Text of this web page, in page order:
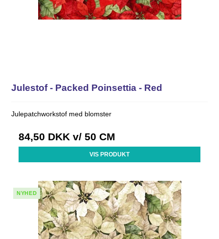
Julestof - Packed Poinsettia - Red
Julepatchworkstof med blomster
84,50 DKK v/ 50 CM
VIS PRODUKT
NYHED